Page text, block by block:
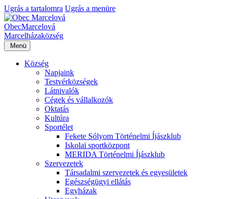
Ugrás a tartalomra Ugrás a menüre
ObecMarcelová
Marcelházaközség
Menü
Község
Napjaink
Testvérközségek
Látnivalók
Cégek és vállalkozók
Oktatás
Kultúra
Sportélet
Fekete Sólyom Történelmi Íjászklub
Iskolai sportközpont
MERIDA Történelmi Íjászklub
Szervezetek
Társadalmi szervezetek és egyesületek
Egészségügyi ellátás
Egyházak